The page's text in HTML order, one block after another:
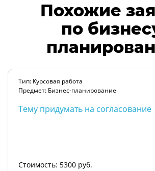
Похожие
по
Тип: Курсовая работа
Предмет: Бизнес-планирование
Тему придумать на согласование
Стоимость: 5300 руб.